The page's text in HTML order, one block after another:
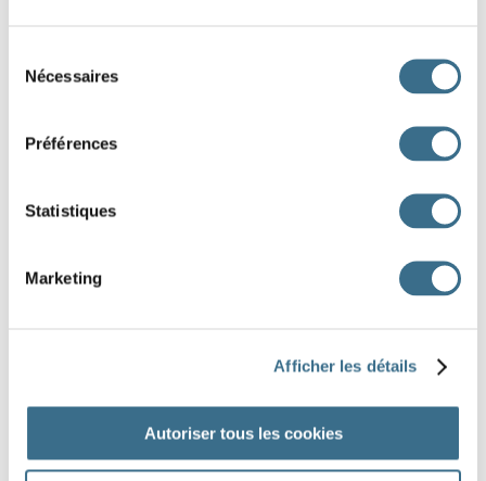
Nécessaires
Préférences
Statistiques
Marketing
Afficher les détails
Autoriser tous les cookies
1 2